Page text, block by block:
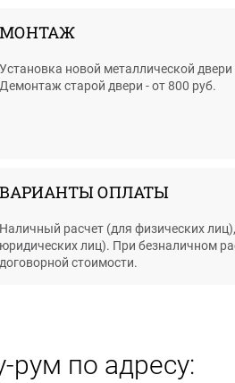
МОНТАЖ
Установка новой металлической двери
Демонтаж старой двери - от 800 руб.
ВАРИАНТЫ ОПЛАТЫ
Наличный расчет (для физических
юридических лиц). При безналичном
договорной стоимости.
по адресу: